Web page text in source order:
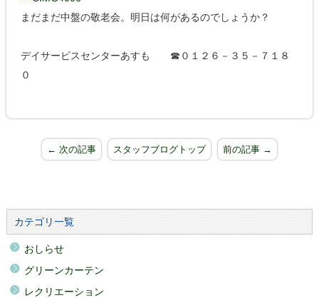
まだまだ中盤の敬老会。明日は何があるのでしょうか？
デイサービスセンターあすも ☎０１２６－３５－７１８
０
← 次の記事 スタッフブログトップ 前の記事 →
カテゴリ一覧
おしらせ
グリーンカーテン
レクリエーション